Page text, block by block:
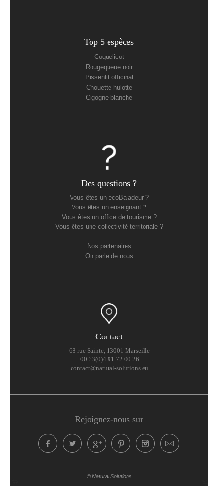
Top 5 espèces
Coquelicot
Rougequeue noir
Pissenlit officinal
Chouette hulotte
Cigogne blanche
Des questions ?
Vous êtes un ecoBaladeur ?
Vous êtes un enseignant ?
Vous êtes un office de tourisme ?
Vous êtes une collectivité territoriale ?
Nos partenaires
On parle de nous
Contact
68 rue Sainte, 13001 Marseille
00 33(0)4 91 72 00 26
contact@natural-solutions.eu
Rejoignez-nous sur
© Natural Solutions